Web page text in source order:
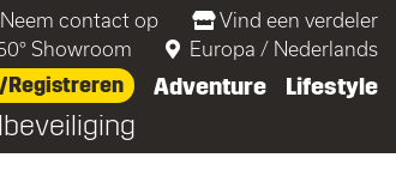
Neem contact op
Vind een verdeler
Showroom
Europa / Nederlands
Registreren Adventure Lifestyle